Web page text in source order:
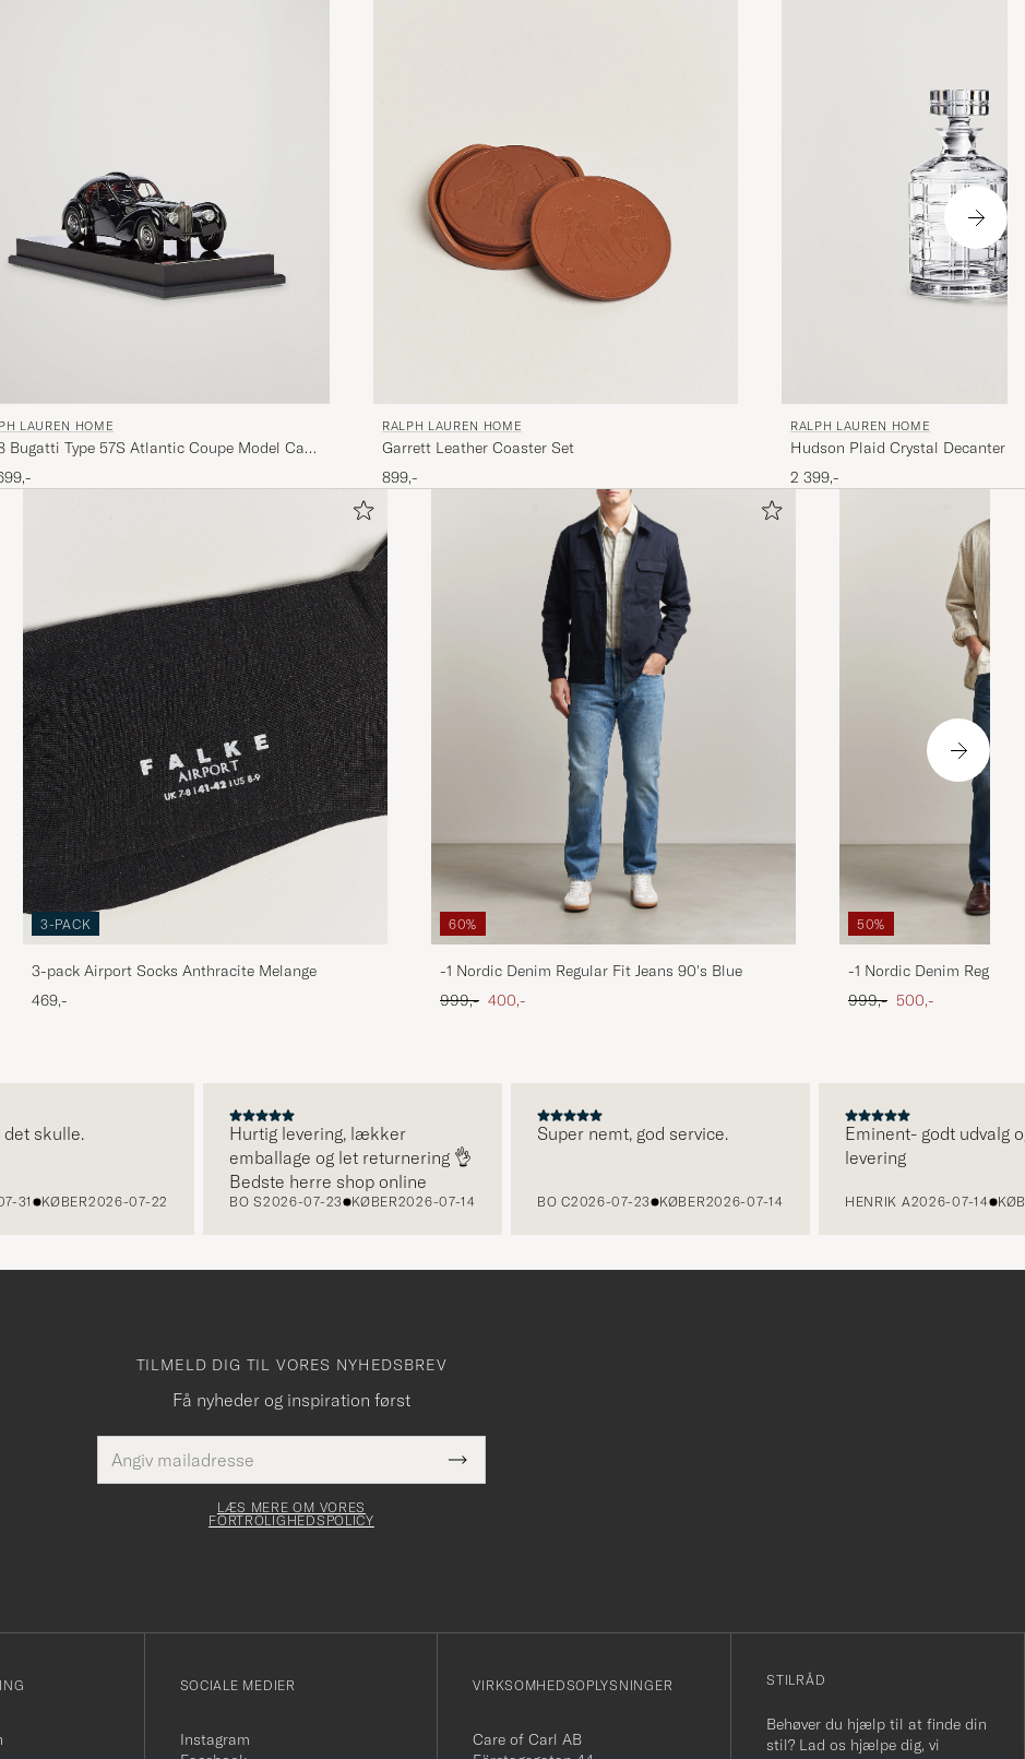
LAUREN HOME
Bugatti Type 57S Atlantic Coupe Model Car
RALPH LAUREN HOME
Garrett Leather Coaster Set
899,-
RALPH LAUREN HOME
Hudson Plaid Crystal Decanter
2 399,-
3-PACK
3-pack Airport Socks Anthracite Melange
469,-
60%
-1 Nordic Denim Regular Fit Jeans 90's Blue
Ordinary pris
999,- Nedsat pris
400,-
50%
-1 Nordic Denim Regular
Ordinary pris
999,- Nedsat pris
500,-
skulle.
KØBER2026-07-22
Hurtig levering, lækker
emballage og let returnering 👌
Bedste herre shop online
BO S2026-07-23 KØBER2026-07-14
Super nemt, god service.
BO C2026-07-23 KØBER2026-07-14
Eminent- godt udvalg og
levering
HENRIK A2026-07-14 KØBER
TILMELD DIG TIL VORES NYHEDSBREV
Få nyheder og inspiration først
mailadresse
Dette
felt skal
Submit
Newsletter
LÆS MERE OM VORES
FORTROLIGHEDSPOLICY
SOCIALE MEDIER
Instagram
VIRKSOMHEDSOPLYSNINGER
Care of Carl AB
STILRÅD
Behøver du hjælp til at finde din
stil? Lad os hjælpe dig, vi